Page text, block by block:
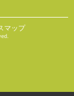
マップ